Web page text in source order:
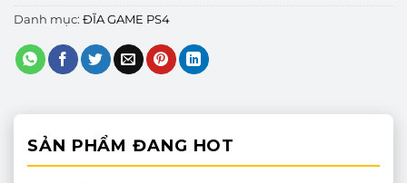
Danh mục: ĐĨA GAME PS4
SẢN PHẨM ĐANG HOT